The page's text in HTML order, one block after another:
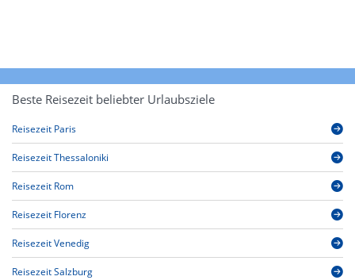
Beste Reisezeit beliebter Urlaubsziele
Reisezeit Paris
Reisezeit Thessaloniki
Reisezeit Rom
Reisezeit Florenz
Reisezeit Venedig
Reisezeit Salzburg